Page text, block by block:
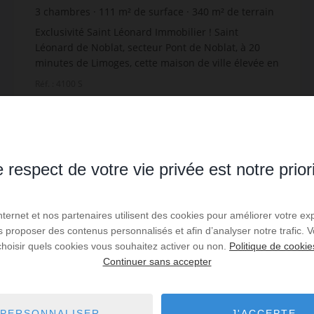
3 chambres m² de surface 340 m² de terrain
837,84 € prix / m²
Exclusivité Saint Léonard Immobilier ! Saint
Léonard de Noblat, secteur Pont de Noblat, à 20
minutes de Limoges, cette maison de ville élevée en
Lire la suite
EXCLUSIVITÉ
respect de votre vie privée est notre
et nos partenaires utilisent des cookies pour améliorer votre
proposer des contenus personnalisés et afin d’analyser notre trafic.
quels cookies vous souhaitez activer ou non. Politique de
Continuer sans accepter